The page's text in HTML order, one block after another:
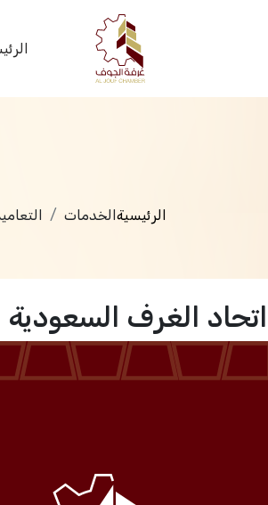
الخدمات
الرئيسيةالخدمات
اتحاد الغرف السعودية